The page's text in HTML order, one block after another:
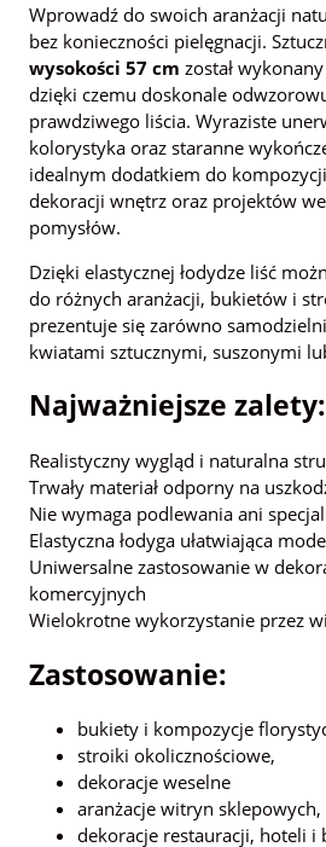
Wprowadź do swoich aranżacji
bez konieczności pielęgnacji.
wysokości 57 cm został
dzięki czemu doskonale
prawdziwego liścia. Wyraziste
kolorystyka oraz staranne
idealnym dodatkiem do
dekoracji wnętrz oraz projektów
pomysłów.
Dzięki elastycznej łodydze liść
do różnych aranżacji, bukietów i
prezentuje się zarówno
kwiatami sztucznymi, suszonymi
Najważniejsze zalety:
Realistyczny wygląd i naturalna
Trwały materiał odporny na
Nie wymaga podlewania ani
Elastyczna łodyga ułatwiająca
Uniwersalne zastosowanie w
komercyjnych
Wielokrotne wykorzystanie przez
Zastosowanie:
bukiety i kompozycje
stroiki okolicznościowe,
dekoracje weselne
aranżacje witryn sklepowych,
dekoracje restauracji, hoteli i